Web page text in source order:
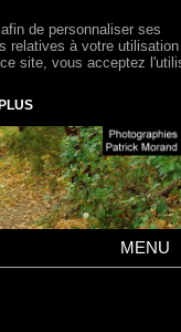
MENU
de personnaliser ses
relatives à votre
site, vous acceptez